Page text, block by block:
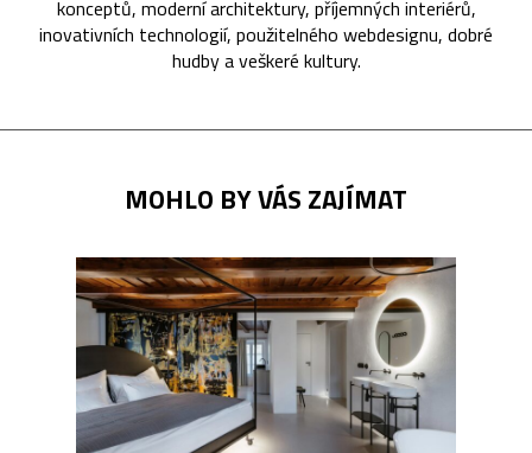
konceptů, moderní architektury, příjemných interiérů,
inovativních technologií, použitelného webdesignu, dobré
hudby a veškeré kultury.
MOHLO BY VÁS ZAJÍMAT